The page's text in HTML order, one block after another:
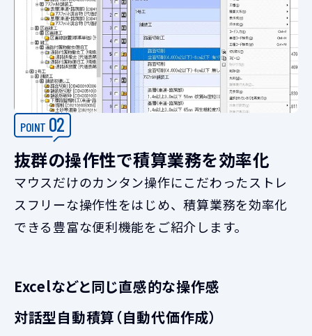
POINT 02
抜群の操作性で積算業務を効率化
マウスだけのカンタン操作にこだわったストレ
スフリーな操作性をはじめ、積算業務を効率化
できる豊富な便利機能をご紹介します。
Excelなどと同じ直感的な操作感
対話型自動積算（自動代価作成）